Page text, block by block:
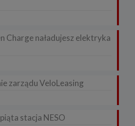
Charge naładujesz elektryka
zarządu VeloLeasing
stacja NESO